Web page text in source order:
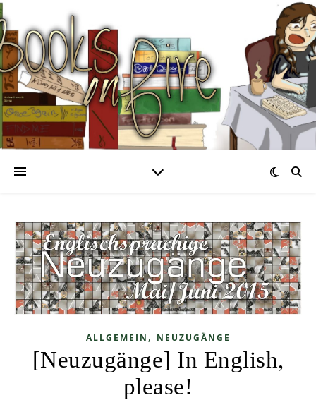
ALLGEMEIN , NEUZUGÄNGE
[Neuzugänge] In English,
please!